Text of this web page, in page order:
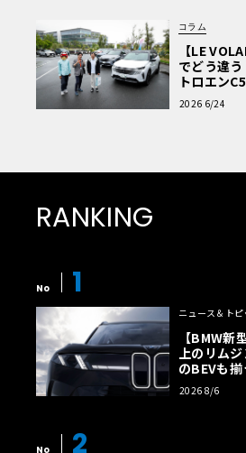
コラム
【LE
でどう違
トロエン
読者一気乗
2026 6/24
RANKING
No 1
ニュース＆トピ
【BMW新
上のリム
のBEVも
様の全貌
2026 8/6
No 2